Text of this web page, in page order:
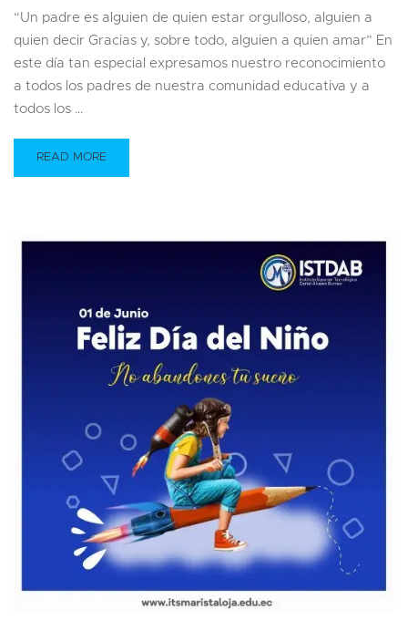
“Un padre es alguien de quien estar orgulloso, alguien a
quien decir Gracias y, sobre todo, alguien a quien amar” En
este día tan especial expresamos nuestro reconocimiento
a todos los padres de nuestra comunidad educativa y a
todos los …
READ MORE